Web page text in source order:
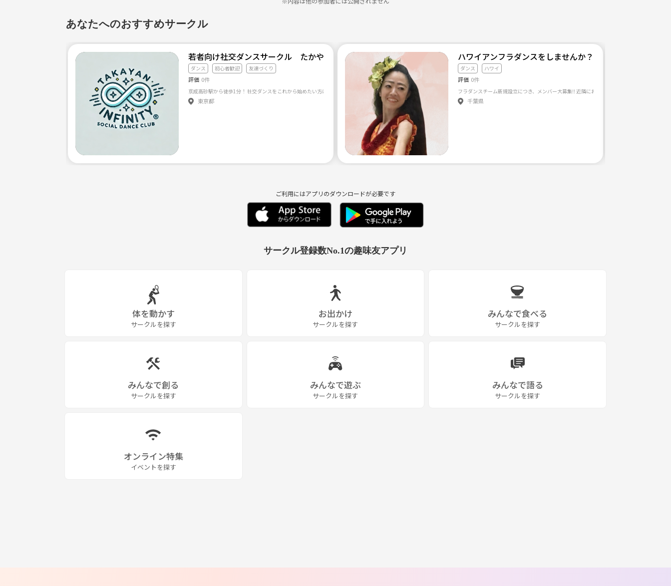
あなたへのおすすめサークル
若者向け社交ダンスサークル たかやん♾️「初級版」京成高砂駅
ダンス 初心者歓迎 友達づくり
評価 0件
東京都
ハワイアンフラダンスをしませんか？
ダンス ハワイ
評価 0件
千葉県
ご利用にはアプリのダウンロードが必要です
サークル登録数No.1の趣味友アプリ
体を動かす
サークルを探す
お出かけ
サークルを探す
みんなで食べる
サークルを探す
みんなで創る
サークルを探す
みんなで遊ぶ
サークルを探す
みんなで語る
サークルを探す
オンライン特集
イベントを探す